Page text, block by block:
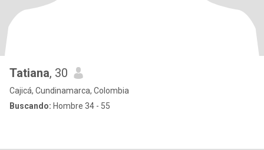
Tatiana, 30
Cajicá, Cundinamarca, Colombia
Buscando: Hombre 34 - 55